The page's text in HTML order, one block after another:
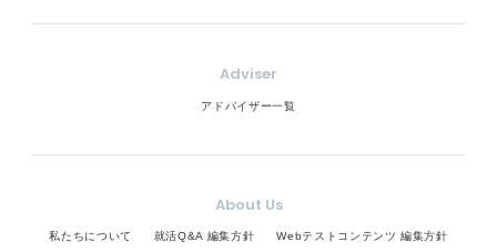
Adviser
アドバイザー一覧
About Us
私たちについて 就活Q&A 編集方針 Webテストコンテンツ 編集方針